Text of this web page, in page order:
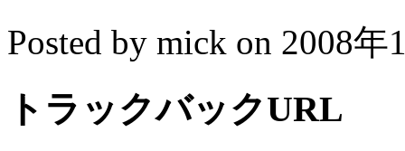
Posted by mick on 2008年
トラックバックURL